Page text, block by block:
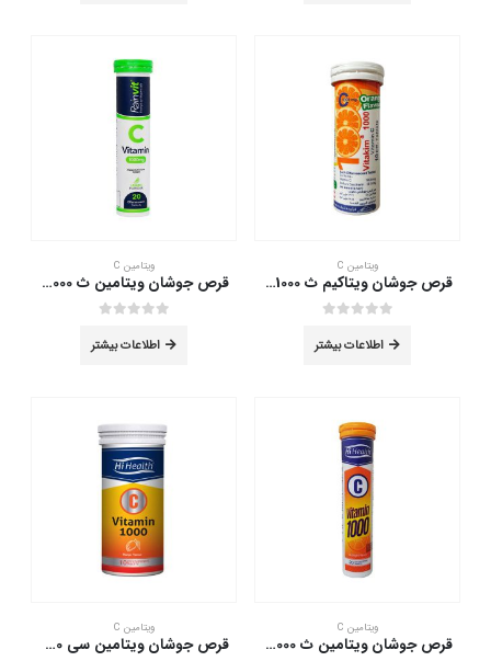
ویتامین C
قرص جوشان ویتاکیم ث 1000 حکیم 10 عدد
اطلاعات بیشتر
ویتامین C
قرص جوشان ویتامین ث 1000 رین ویت 20 عدد
اطلاعات بیشتر
ویتامین C
قرص جوشان ویتامین ث 1000 های هلث 20 عددی
ویتامین C
قرص جوشان ویتامین سی 1000 میلی گرم های هلث 10 عددی